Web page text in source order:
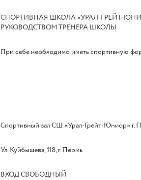
СПОРТИВНАЯ ШКОЛА «УРАЛ-ГРЕЙТ-
РУКОВОДСТВОМ ТРЕНЕРА ШКОЛЫ
При себе необходимо иметь спортивную
Спортивный зал СШ «Урал-Грейт-Юниор» г.
Ул. Куйбышева, 118, г. Пермь
ВХОД СВОБОДНЫЙ